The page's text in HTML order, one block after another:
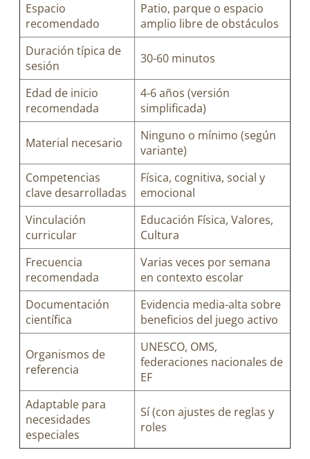
Espacio
recomendado
Patio, parque o espacio
amplio libre de obstáculos
Duración típica de
sesión
30-60 minutos
Edad de inicio
recomendada
4-6 años (versión
simplificada)
Material necesario
Ninguno o mínimo (según
variante)
Competencias
clave desarrolladas
Física, cognitiva, social y
emocional
Vinculación
curricular
Educación Física, Valores,
Cultura
Frecuencia
recomendada
Varias veces por semana
en contexto escolar
Documentación
científica
Evidencia media-alta sobre
beneficios del juego activo
Organismos de
referencia
UNESCO, OMS,
federaciones nacionales de
EF
Adaptable para
necesidades
especiales
Sí (con ajustes de reglas y
roles